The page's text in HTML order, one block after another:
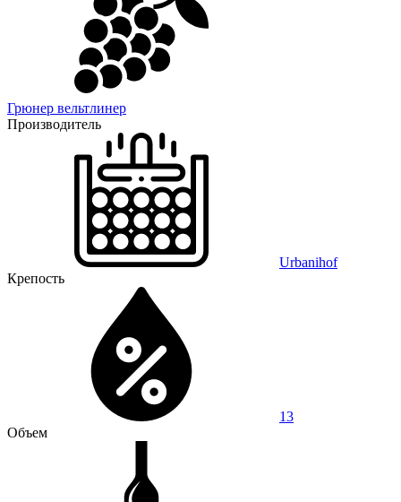
Грюнер вельтлинер
Производитель
Urbanihof
Крепость
13
Объем